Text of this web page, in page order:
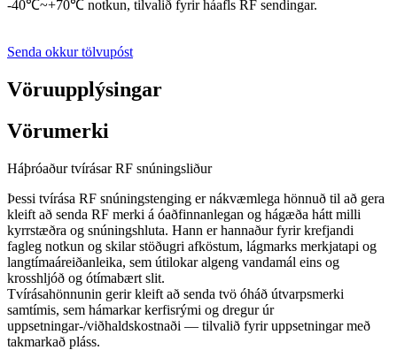
-40℃~+70℃ notkun, tilvalið fyrir háafls RF sendingar.
Senda okkur tölvupóst
Vöruupplýsingar
Vörumerki
Háþróaður tvírásar RF snúningsliður
Þessi tvírása RF snúningstenging er nákvæmlega hönnuð til að gera
kleift að senda RF merki á óaðfinnanlegan og hágæða hátt milli
kyrrstæðra og snúningshluta. Hann er hannaður fyrir krefjandi
fagleg notkun og skilar stöðugri afköstum, lágmarks merkjatapi og
langtímaáreiðanleika, sem útilokar algeng vandamál eins og
krosshljóð og ótímabært slit.
Tvírásahönnunin gerir kleift að senda tvö óháð útvarpsmerki
samtímis, sem hámarkar kerfisrými og dregur úr
uppsetningar-/viðhaldskostnaði — tilvalið fyrir uppsetningar með
takmarkað pláss.